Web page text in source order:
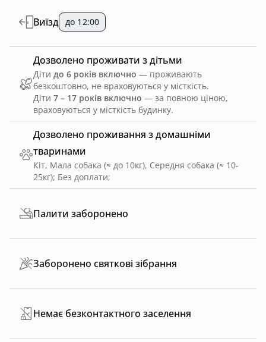
Дозволено проживання з домашніми
тваринами
Кіт, Мала собака (≈ до 10кг), Середня собака (≈ 10-
25кг); Без доплати;
Виїзд до 12:00
Дозволено проживати з дітьми
Діти до 6 років включно — проживають
безкоштовно, не враховуються у місткість.
Діти 7 – 17 років включно — за повною ціною,
враховуються у місткість будинку.
Палити заборонено
Заборонено святкові зібрання
Немає безконтактного заселення